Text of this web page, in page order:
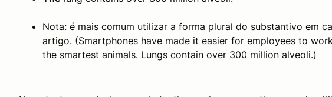
Nota: é mais comum utilizar a forma plural do substantivo em
artigo. (Smartphones have made it easier for employees to
the smartest animals. Lungs contain over 300 million alveoli.)